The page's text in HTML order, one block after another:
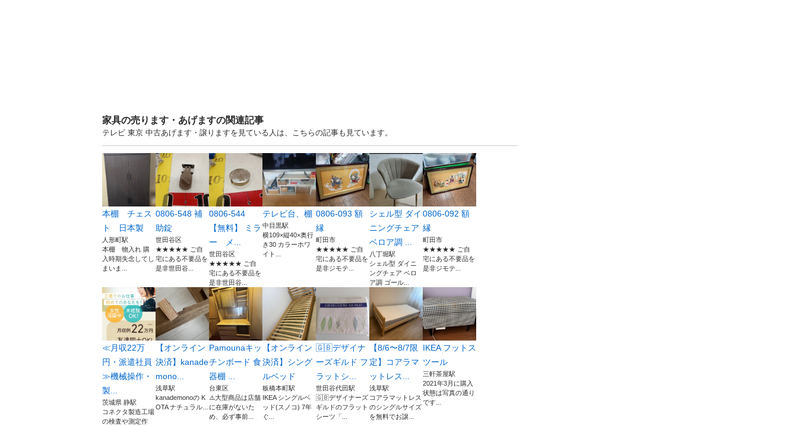
家具の売ります・あげますの関連記事
テレビ 東京 中古あげます・譲りますを見ている人は、こちらの記事も見ています。
本棚 チェス
ト 日本製
人形町駅
本棚 物入れ 購
入時期失念してし
まいま...
0806-548 補
助錠
世田谷区
★★★★★ ご自
宅にある不要品を
是非世田谷...
0806-544
【無料】 ミラ
ー メ...
世田谷区
★★★★★ ご自
宅にある不要品を
是非世田谷...
テレビ台、棚
中目黒駅
横109×縦40×奥行
き30 カラーホワ
イト...
0806-093 額
縁
町田市
★★★★★ ご自
宅にある不要品を
是非ジモテ...
シェル型 ダイ
ニングチェア
ベロア調 ...
八丁堀駅
シェル型 ダイニ
ングチェア ベロ
ア調 ゴール...
0806-092 額
縁
町田市
★★★★★ ご自
宅にある不要品を
是非ジモテ...
≪月収22万
円・派遣社員
≫機械操作・
製...
茨城県 静駅
コネクタ製造工場
の検査や測定作
【オンライン
決済】kanade
mono...
浅草駅
kanademonoの K
OTA ナチュラル...
Pamounaキッ
チンボード 食
器棚 ...
台東区
⚠️大型商品は店舗
に在庫がないた
め、必ず事前...
【オンライン
決済】シング
ルベッド
板橋本町駅
IKEA シングルベ
ッド(スノコ) 7年
ぐ...
🇬🇧デザイナ
ーズギルド フ
ラットシ...
世田谷代田駅
🇬🇧デザイナーズ
ギルドのフラット
シーツ「...
【8/6〜8/7限
定】コアラマ
ットレス...
浅草駅
コアラマットレス
のシングルサイズ
を無料でお譲...
IKEA フットス
ツール
三軒茶屋駅
2021年3月に購入
状態は写真の通り
です...